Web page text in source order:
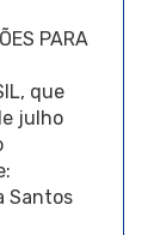
PARA
que
julho
Santos